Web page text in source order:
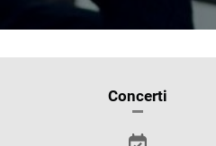
INFORMAZIONIConcerti